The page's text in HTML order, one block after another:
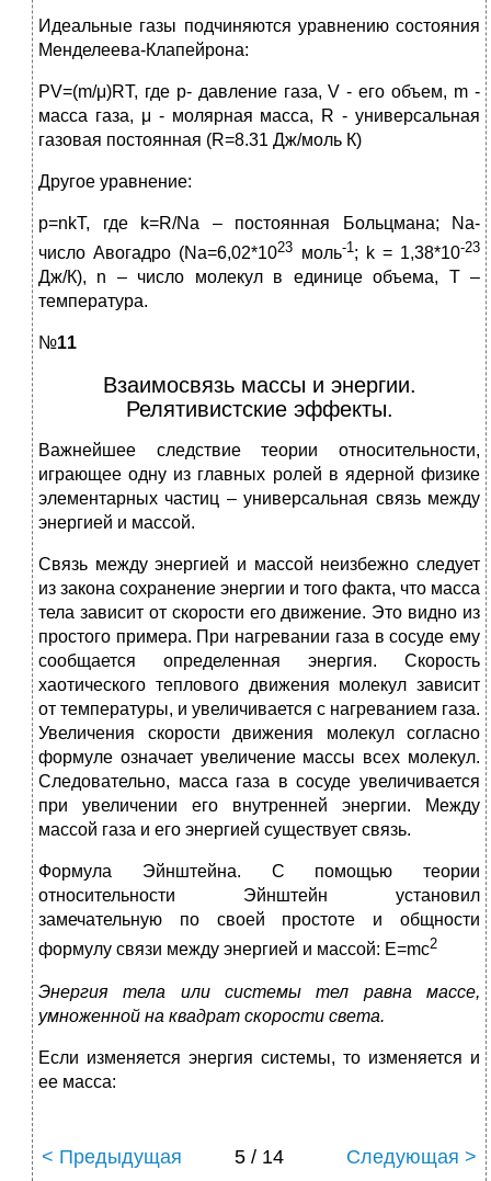
Идеальные газы подчиняются уравнению состояния
Менделеева-Клапейрона:
PV=(m/μ)RT, где p- давление газа, V - его объем, m -
масса газа, μ - молярная масса, R - универсальная
газовая постоянная (R=8.31 Дж/моль К)
Другое уравнение:
p=nkT, где k=R/Na – постоянная Больцмана; Na-
число Авогадро (Na=6,02*1023 моль-1; k = 1,38*10-23
Дж/К), n – число молекул в единице объема, Т –
температура.
№11
Взаимосвязь массы и энергии.
Релятивистские эффекты.
Важнейшее следствие теории относительности,
играющее одну из главных ролей в ядерной физике
элементарных частиц – универсальная связь между
энергией и массой.
Связь между энергией и массой неизбежно следует
из закона сохранение энергии и того факта, что масса
тела зависит от скорости его движение. Это видно из
простого примера. При нагревании газа в сосуде ему
сообщается определенная энергия. Скорость
хаотического теплового движения молекул зависит
от температуры, и увеличивается с нагреванием газа.
Увеличения скорости движения молекул согласно
формуле означает увеличение массы всех молекул.
Следовательно, масса газа в сосуде увеличивается
при увеличении его внутренней энергии. Между
массой газа и его энергией существует связь.
Формула Эйнштейна. С помощью теории
относительности Эйнштейн установил
замечательную по своей простоте и общности
формулу связи между энергией и массой: Е=mc2
Энергия тела или системы тел равна массе,
умноженной на квадрат скорости света.
Если изменяется энергия системы, то изменяется и
ее масса:
< Предыдущая 5 / 14 Следующая >